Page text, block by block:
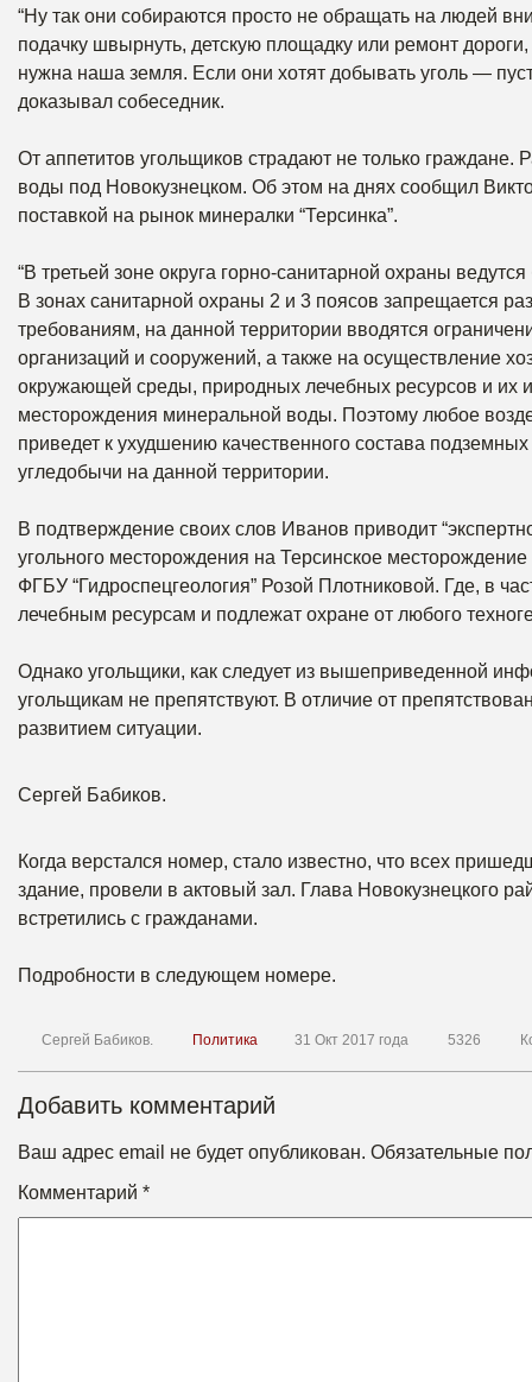
“Ну так они собираются просто не обращать на людей
подачку швырнуть, детскую площадку или ремонт
нужна наша земля. Если они хотят добывать уголь —
доказывал собеседник.
От аппетитов угольщиков страдают не только
воды под Новокузнецком. Об этом на днях сообщил
поставкой на рынок минералки “Терсинка”.
“В третьей зоне округа горно-санитарной охраны
В зонах санитарной охраны 2 и 3 поясов запрещается
требованиям, на данной территории вводятся
организаций и сооружений, а также на осуществление
окружающей среды, природных лечебных ресурсов и их
месторождения минеральной воды. Поэтому любое
приведет к ухудшению качественного состава
угледобычи на данной территории.
В подтверждение своих слов Иванов приводит
угольного месторождения на Терсинское
ФГБУ “Гидроспецгеология” Розой Плотниковой. Где, в
лечебным ресурсам и подлежат охране от любого
Однако угольщики, как следует из вышеприведенной
угольщикам не препятствуют. В отличие от
развитием ситуации.
Сергей Бабиков.
Когда верстался номер, стало известно, что всех
здание, провели в актовый зал. Глава Новокузнецкого
встретились с гражданами.
Подробности в следующем номере.
Сергей Бабиков. Политика 31 Окт 2017 года 5326
Добавить комментарий
Ваш адрес email не будет опубликован. Обязательные
Комментарий *